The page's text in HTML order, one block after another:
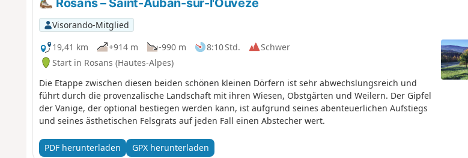
Visorando-Mitglied
19,41 km
+914 m -990 m 8:10 Std.
Schwer
Start in Rosans (Hautes-Alpes)
Die Etappe zwischen diesen beiden schönen kleinen Dörfern ist sehr abwechslungsreich und
führt durch die provenzalische Landschaft mit ihren Wiesen, Obstgärten und Weilern. Der Gipfel
der Vanige, der optional bestiegen werden kann, ist aufgrund seines abenteuerlichen Aufstiegs
und seines ästhetischen Felsgrats auf jeden Fall einen Abstecher wert.
PDF herunterladen GPX herunterladen